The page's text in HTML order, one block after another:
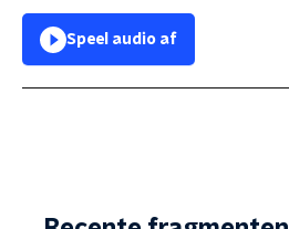
Speel audio af